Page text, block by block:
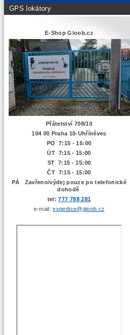
GPS lokátory
E-Shop Gloob.cz
Přátelství 708/10
104 00 Praha 10-Uhříněves
PO 7:15 - 15:00
ÚT 7:15 - 15:00
ST 7:15 - 15:00
ČT 7:15 - 15:00
PÁ Zavřeno/výdej pouze po telefonické
dohodě
tel:777 788 281
e-mail:expedice@gloob.cz